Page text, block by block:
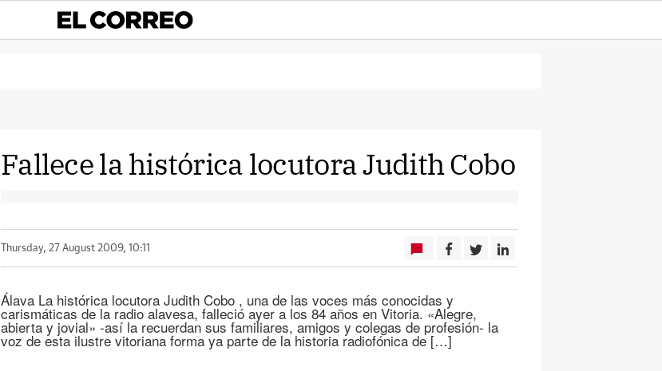
Fallece la histórica locutora Judith Cobo
Thursday, 27 August 2009, 10:11
Álava La histórica locutora Judith Cobo , una de las voces más conocidas y
carismáticas de la radio alavesa, falleció ayer a los 84 años en Vitoria. «Alegre,
abierta y jovial» -así la recuerdan sus familiares, amigos y colegas de profesión- la
voz de esta ilustre vitoriana forma ya parte de la historia radiofónica de […]